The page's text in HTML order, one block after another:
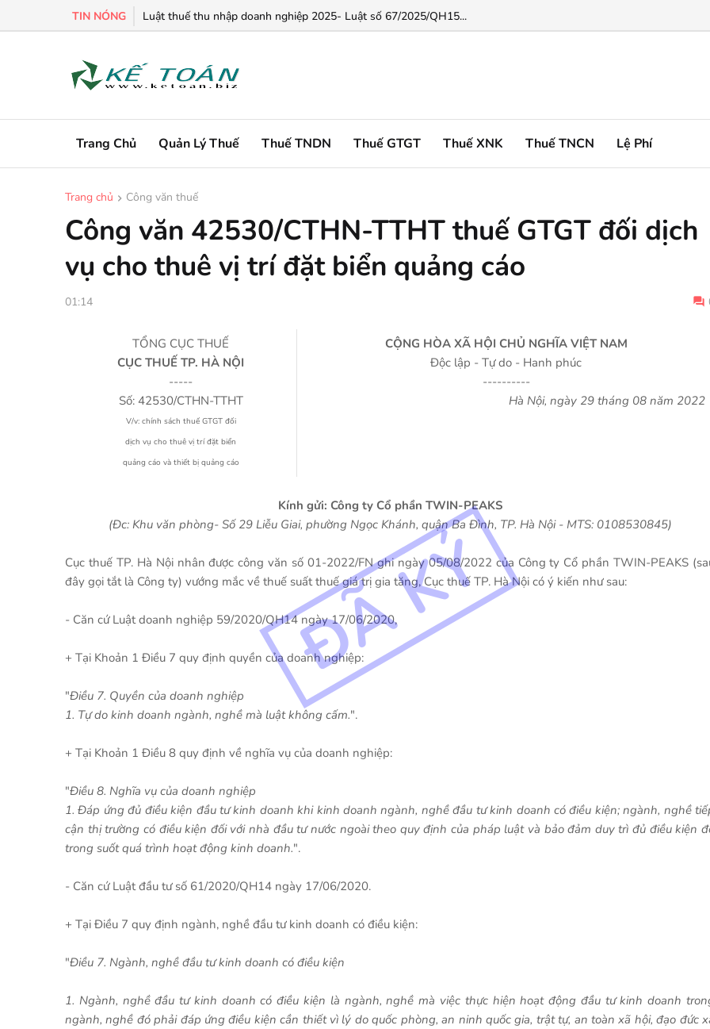
TIN NÓNG Luật thuế thu nhập doanh nghiệp 2025- Luật số 67/2025/QH15...
Chính sách ưu đãi thuế TNDN đối với hoạt động đầu tư...
Trang Chủ Quản Lý Thuế Thuế TNDN Thuế GTGT Thuế XNK Thuế TNCN Lệ Phí
Trang chủ Công văn thuế
Công văn 42530/CTHN-TTHT thuế GTGT đối dịch
vụ cho thuê vị trí đặt biển quảng cáo
01:14
TỔNG CỤC THUẾ
CỤC THUẾ TP. HÀ NỘI
-----
Số: 42530/CTHN-TTHT
V/v: chính sách thuế GTGT đối
dịch vụ cho thuê vị trí đặt biển
quảng cáo và thiết bị quảng cáo
CỘNG HÒA XÃ HỘI CHỦ NGHĨA VIỆT NAM
Độc lập - Tự do - Hanh phúc
----------
Hà Nội, ngày 29 tháng 08 năm 2022
Kính gửi: Công ty Cổ phần TWIN-PEAKS
(Đc: Khu văn phòng- Số 29 Liễu Giai, phường Ngọc Khánh, quận Ba Đình, TP. Hà Nội - MTS: 0108530845)
Cục thuế TP. Hà Nội nhân được công văn số 01-2022/FN ghi ngày 05/08/2022 của Công ty Cổ phần TWIN-PEAKS
đây gọi tắt là Công ty) vướng mắc về thuế suất thuế giá trị gia tăng, Cục thuế TP. Hà Nội có ý kiến như sau:
- Căn cứ Luật doanh nghiệp 59/2020/QH14 ngày 17/06/2020,
+ Tại Khoản 1 Điều 7 quy định quyền của doanh nghiệp:
"Điều 7. Quyền của doanh nghiệp
1. Tự do kinh doanh ngành, nghề mà luật không cấm.".
+ Tại Khoản 1 Điều 8 quy định về nghĩa vụ của doanh nghiệp:
"Điều 8. Nghĩa vụ của doanh nghiệp
1. Đáp ứng đủ điều kiện đầu tư kinh doanh khi kinh doanh ngành, nghề đầu tư kinh doanh có điều kiện; ngành, nghề
cận thị trường có điều kiện đối với nhà đầu tư nước ngoài theo quy định của pháp luật và bảo đảm duy trì đủ điều kiện
trong suốt quá trình hoạt động kinh doanh.".
- Căn cứ Luật đầu tư số 61/2020/QH14 ngày 17/06/2020.
+ Tại Điều 7 quy định ngành, nghề đầu tư kinh doanh có điều kiện:
"Điều 7. Ngành, nghề đầu tư kinh doanh có điều kiện
1. Ngành, nghề đầu tư kinh doanh có điều kiện là ngành, nghề mà việc thực hiện hoạt động đầu tư kinh doanh
ngành, nghề đó phải đáp ứng điều kiện cần thiết vì lý do quốc phòng, an ninh quốc gia, trật tự, an toàn xã hội, đạo đức